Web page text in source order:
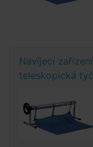
Navíjecí
teleskopická